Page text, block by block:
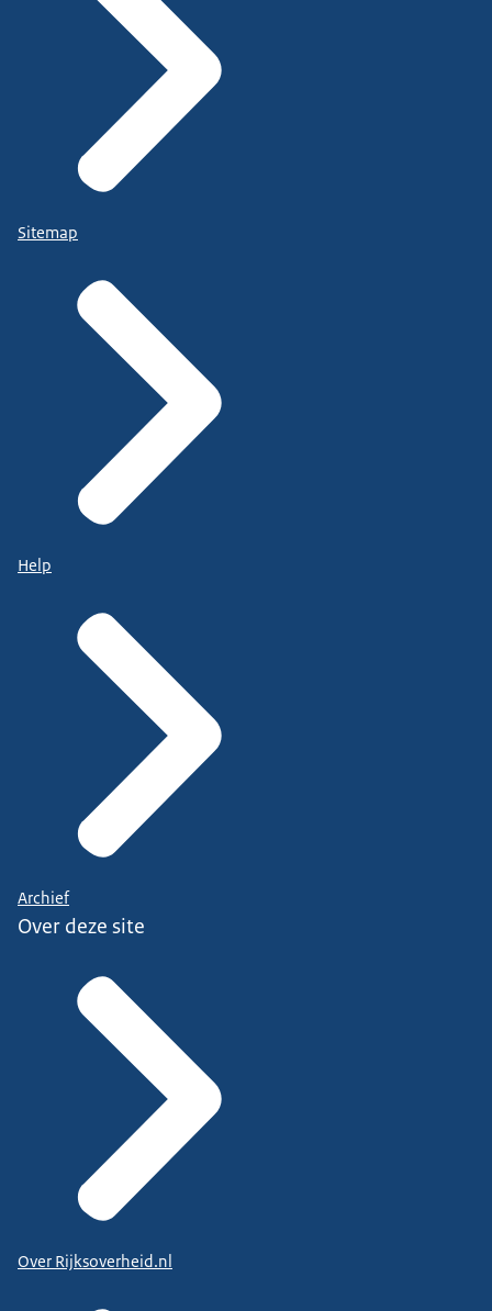
Sitemap
Help
Archief
Over deze site
Over Rijksoverheid.nl